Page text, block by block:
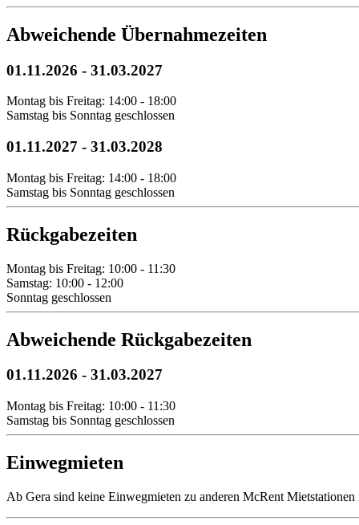
Abweichende Übernahmezeiten
01.11.2026 - 31.03.2027
Montag bis Freitag: 14:00 - 18:00
Samstag bis Sonntag geschlossen
01.11.2027 - 31.03.2028
Montag bis Freitag: 14:00 - 18:00
Samstag bis Sonntag geschlossen
Rückgabezeiten
Montag bis Freitag: 10:00 - 11:30
Samstag: 10:00 - 12:00
Sonntag geschlossen
Abweichende Rückgabezeiten
01.11.2026 - 31.03.2027
Montag bis Freitag: 10:00 - 11:30
Samstag bis Sonntag geschlossen
Einwegmieten
Ab Gera sind keine Einwegmieten zu anderen McRent Mietstationen